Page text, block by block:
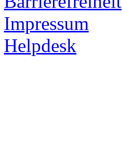
Impressum
Helpdesk